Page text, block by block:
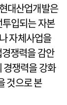
대산업개발은
입되는 자본
자체사업을
쟁력을 감안
경쟁력을 강화
것으로 본